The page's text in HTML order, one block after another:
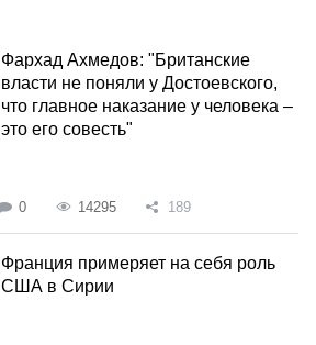
Фархад Ахмедов: "Британские
власти не поняли у Достоевского,
что главное наказание у человека –
это его совесть"
0 14295 189
Франция примеряет на себя роль
США в Сирии